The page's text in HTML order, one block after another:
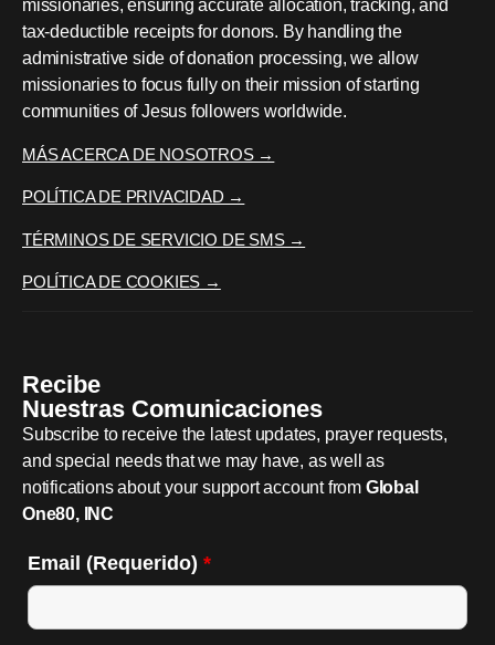
missionaries, ensuring accurate allocation, tracking, and
tax-deductible receipts for donors. By handling the
administrative side of donation processing, we allow
missionaries to focus fully on their mission of starting
communities of Jesus followers worldwide.
MÁS ACERCA DE NOSOTROS →
POLÍTICA DE PRIVACIDAD →
TÉRMINOS DE SERVICIO DE SMS →
POLÍTICA DE COOKIES →
Recibe
Nuestras Comunicaciones
Subscribe to receive the latest updates, prayer requests,
and special needs that we may have, as well as
notifications about your support account from Global
One80, INC
Email (Requerido) *